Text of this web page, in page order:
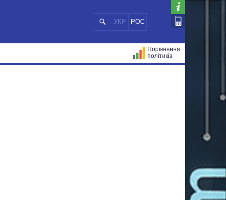
УКР РОС
Порівняння
політиків